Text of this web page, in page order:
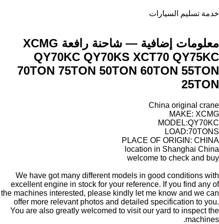
خدمة تسليم السيارات
معلومات إضافية — شاحنة رافعة XCMG
QY70KC QY70KS XCT70 QY75KC
70TON 75TON 50TON 60TON 55TON
25TON
China original crane
MAKE: XCMG
MODEL:QY70KC
LOAD:70TONS
PLACE OF ORIGIN: CHINA
location in Shanghai China
welcome to check and buy
We have got many different models in good conditions with
excellent engine in stock for your reference. If you find any of
the machines interested, please kindly let me know and we can
offer more relevant photos and detailed specification to you.
You are also greatly welcomed to visit our yard to inspect the
machines.